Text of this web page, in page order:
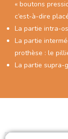
« boutons
c’est-à-dire
La partie intra-
La partie
prothèse : le
La partie supra-